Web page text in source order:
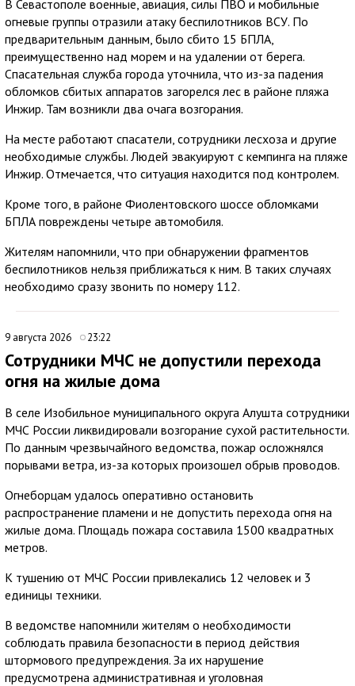
В Севастополе военные, авиация, силы ПВО и мобильные
огневые группы отразили атаку беспилотников ВСУ. По
предварительным данным, было сбито 15 БПЛА,
преимущественно над морем и на удалении от берега.
Спасательная служба города уточнила, что из-за падения
обломков сбитых аппаратов загорелся лес в районе пляжа
Инжир. Там возникли два очага возгорания.
На месте работают спасатели, сотрудники лесхоза и другие
необходимые службы. Людей эвакуируют с кемпинга на пляже
Инжир. Отмечается, что ситуация находится под контролем.
Кроме того, в районе Фиолентовского шоссе обломками
БПЛА повреждены четыре автомобиля.
Жителям напомнили, что при обнаружении фрагментов
беспилотников нельзя приближаться к ним. В таких случаях
необходимо сразу звонить по номеру 112.
9 августа 2026 23:22
Сотрудники МЧС не допустили перехода
огня на жилые дома
В селе Изобильное муниципального округа Алушта сотрудники
МЧС России ликвидировали возгорание сухой растительности.
По данным чрезвычайного ведомства, пожар осложнялся
порывами ветра, из-за которых произошел обрыв проводов.
Огнеборцам удалось оперативно остановить
распространение пламени и не допустить перехода огня на
жилые дома. Площадь пожара составила 1500 квадратных
метров.
К тушению от МЧС России привлекались 12 человек и 3
единицы техники.
В ведомстве напомнили жителям о необходимости
соблюдать правила безопасности в период действия
штормового предупреждения. За их нарушение
предусмотрена административная и уголовная